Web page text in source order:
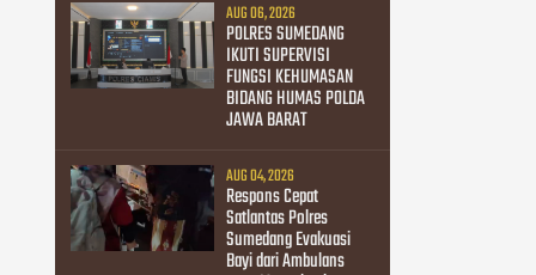
AUG 06, 2026
POLRES SUMEDANG
IKUTI SUPERVISI
FUNGSI KEHUMASAN
BIDANG HUMAS POLDA
JAWA BARAT
AUG 04, 2026
Respons Cepat
Satlantas Polres
Sumedang Evakuasi
Bayi dari Ambulans